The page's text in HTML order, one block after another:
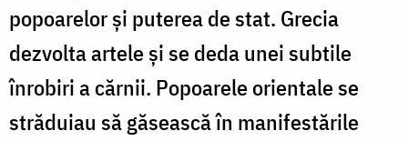
popoarelor şi puterea de stat. Grecia
dezvolta artele şi se deda unei subtile
înrobiri a cărnii. Popoarele orientale se
străduiau să găsească în manifestările